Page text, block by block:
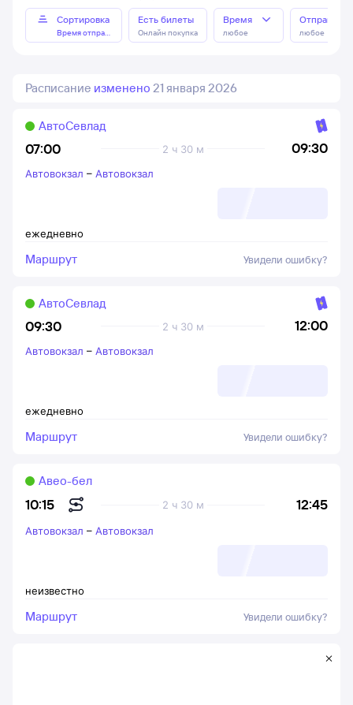
Сортировка
Время отправления
Есть билеты
Онлайн покупка
Время
любое любое
Расписание изменено 21 января 2026
07:00 09:30
2 ч 30 м
АвтоСевлад
ежедневно
Автовокзал – Автовокзал
Маршрут Увидели ошибку?
09:30 12:00
2 ч 30 м
АвтоСевлад
ежедневно
Автовокзал – Автовокзал
Маршрут Увидели ошибку?
10:15 12:45
2 ч 30 м
Авео-бел
неизвестно
Автовокзал – Автовокзал
Маршрут Увидели ошибку?